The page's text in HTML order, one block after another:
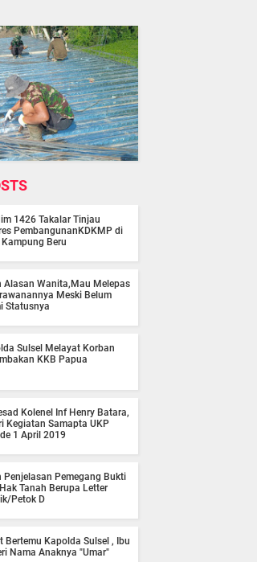
1426 Takalar Tinjau
PembangunanKDKMP di
Kampung Beru
Alasan Wanita,Mau Melepas
Meski Belum
Statusnya
Sulsel Melayat Korban
KKB Papua
Kolenel Inf Henry Batara,
Kegiatan Samapta UKP
1 April 2019
Penjelasan Pemegang Bukti
Tanah Berupa Letter
Petok D
Bertemu Kapolda Sulsel , Ibu
Nama Anaknya "Umar"